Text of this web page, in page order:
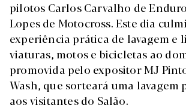
pilotos Carlos Carvalho de
Lopes de Motocross. Este dia
experiência prática de lavagem e
viaturas, motos e bicicletas ao
promovida pelo expositor MJ
Wash, que sorteará uma lavagem
aos visitantes do Salão.